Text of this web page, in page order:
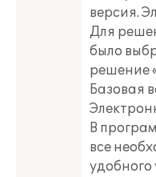
версия.
Для
было
решение
Базовая
В
все
удобного